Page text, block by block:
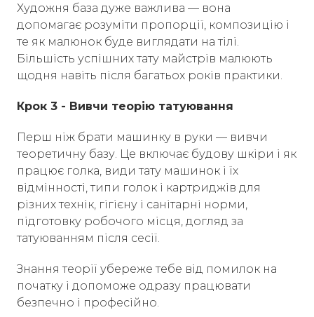
Художня база дуже важлива — вона
допомагає розуміти пропорції, композицію і
те як малюнок буде виглядати на тілі.
Більшість успішних тату майстрів малюють
щодня навіть після багатьох років практики.
Крок 3 - Вивчи теорію татуювання
Перш ніж брати машинку в руки — вивчи
теоретичну базу. Це включає будову шкіри і як
працює голка, види тату машинок і їх
відмінності, типи голок і картриджів для
різних технік, гігієну і санітарні норми,
підготовку робочого місця, догляд за
татуюванням після сесії.
Знання теорії убереже тебе від помилок на
початку і допоможе одразу працювати
безпечно і професійно.